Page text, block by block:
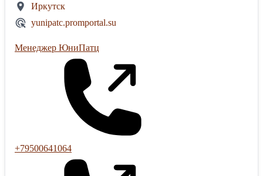
Иркутск
yunipatc.promportal.su
Менеджер ЮниПатц
+79500641064